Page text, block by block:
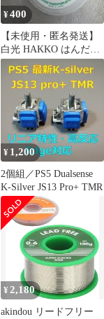
¥400
【未使用・匿名発送】
白光 HAKKO はんだ吸
取線 ウィック
1.5m×1mm
¥ 1,200
2個組／PS5 Dualsense
K-Silver JS13 Pro+ TMR
¥ 2,180
akindou リードフリー